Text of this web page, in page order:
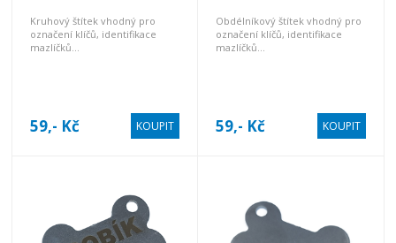
Kruhový štítek vhodný pro
označení klíčů, identifikace
mazlíčků...
na info@damaz-diving.cz
59,- Kč KOUPIT
Obdélníkový štítek vhodný pro
označení klíčů, identifikace
mazlíčků...
na info@damaz-diving.cz
59,- Kč KOUPIT